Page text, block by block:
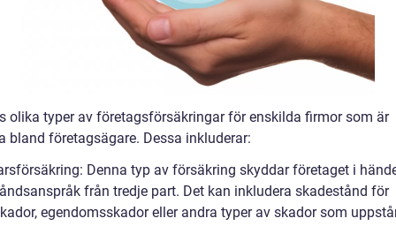
olika typer av företagsförsäkringar för enskilda firmor som är
bland företagsägare. Dessa inkluderar:
Denna typ av försäkring skyddar företaget i
från tredje part. Det kan inkludera skadestånd för
egendomsskador eller andra typer av skador som